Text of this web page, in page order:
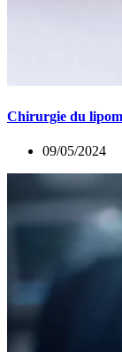
Chirurgie du
09/05/2024